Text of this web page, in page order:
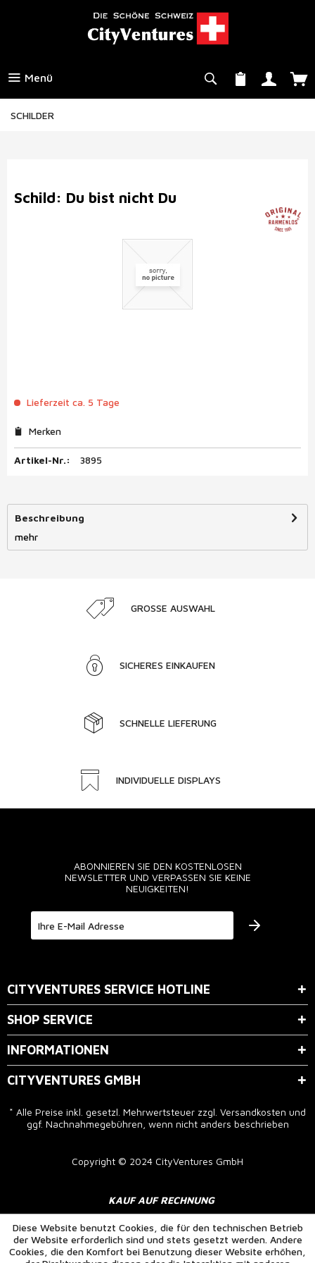
Menü
SCHILDER
Schild: Du bist nicht Du
Lieferzeit ca. 5 Tage
Merken
Artikel-Nr.: 3895
Beschreibung
mehr
GROSSE AUSWAHL
SICHERES EINKAUFEN
SCHNELLE LIEFERUNG
INDIVIDUELLE DISPLAYS
ABONNIEREN SIE DEN KOSTENLOSEN
NEWSLETTER UND VERPASSEN SIE KEINE
NEUIGKEITEN!
CITYVENTURES SERVICE HOTLINE
SHOP SERVICE
INFORMATIONEN
CITYVENTURES GMBH
* Alle Preise inkl. gesetzl. Mehrwertsteuer zzgl. Versandkosten und
ggf. Nachnahmegebühren, wenn nicht anders beschrieben
Copyright © 2024 CityVentures GmbH
KAUF AUF RECHNUNG
Diese Website benutzt Cookies, die für den technischen Betrieb
der Website erforderlich sind und stets gesetzt werden. Andere
Cookies, die den Komfort bei Benutzung dieser Website erhöhen,